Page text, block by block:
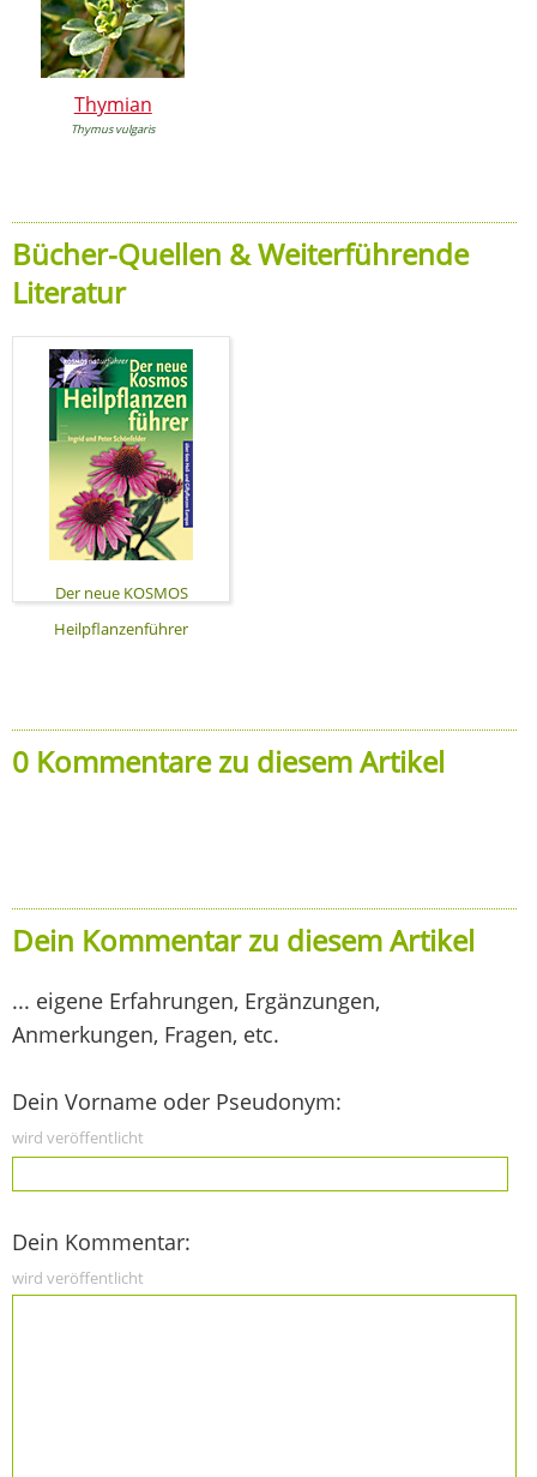
Thymian
Thymus vulgaris
Bücher-Quellen & Weiterführende
Literatur
Der neue KOSMOS
Heilpflanzenführer
0 Kommentare zu diesem Artikel
Dein Kommentar zu diesem Artikel
... eigene Erfahrungen, Ergänzungen,
Anmerkungen, Fragen, etc.
Dein Vorname oder Pseudonym:
wird veröffentlicht
Dein Kommentar:
wird veröffentlicht